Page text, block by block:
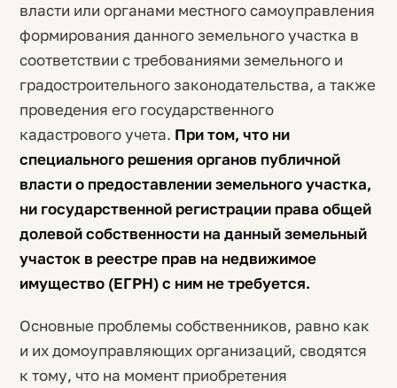
власти или органами местного самоуправления
формирования данного земельного участка в
соответствии с требованиями земельного и
градостроительного законодательства, а также
проведения его государственного
кадастрового учета. При том, что ни
специального решения органов публичной
власти о предоставлении земельного участка,
ни государственной регистрации права общей
долевой собственности на данный земельный
участок в реестре прав на недвижимое
имущество (ЕГРН) с ним не требуется.
Основные проблемы собственников, равно как
и их домоуправляющих организаций, сводятся
к тому, что на момент приобретения